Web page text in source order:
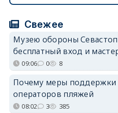
Свежее
Музею обороны
бесплатный вход и
09:06 0 8
Почему меры поддержки
операторов пляжей
08:02 3 385